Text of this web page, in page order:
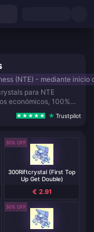
(NTE) - mediante inicio
para NTE
económicos, 100%
Trustpilot
30% OFF
300Riftcrystal (First Top
Up Get Double)
€ 2.91
30% OFF